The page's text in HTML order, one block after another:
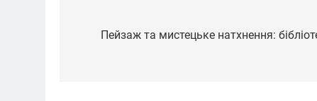
записів
Пейзаж та мистецьке натхнення: